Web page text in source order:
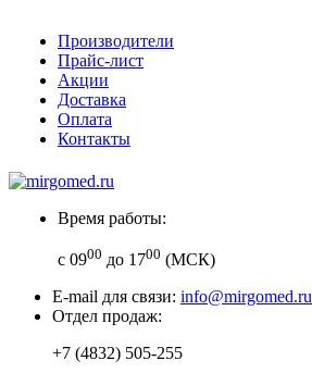
Производители
Прайс-лист
Акции
Доставка
Оплата
Контакты
Время работы:
с 0900 до 1700 (МСК)
E-mail для связи: info@mirgomed.ru
Отдел продаж:
+7 (4832) 505-255